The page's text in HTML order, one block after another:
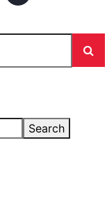
Search